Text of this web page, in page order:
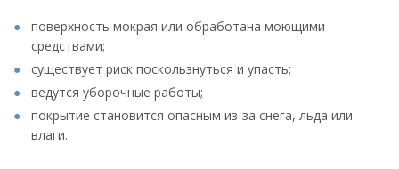
поверхность мокрая или обработана моющими
средствами;
существует риск поскользнуться и упасть;
ведутся уборочные работы;
покрытие становится опасным из-за снега, льда или
влаги.